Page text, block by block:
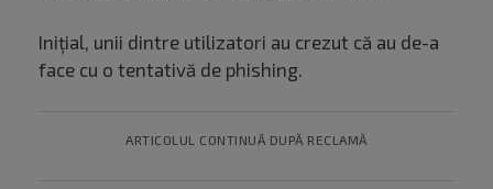
Inițial, unii dintre utilizatori au crezut că au de-a
face cu o tentativă de phishing.
ARTICOLUL CONTINUĂ DUPĂ RECLAMĂ